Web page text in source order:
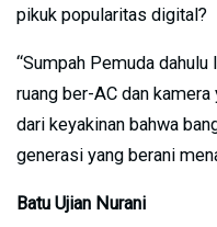
pikuk popularitas digital?
“Sumpah Pemuda
ruang ber-AC dan
dari keyakinan bahwa
generasi yang berani
Batu Ujian Nurani